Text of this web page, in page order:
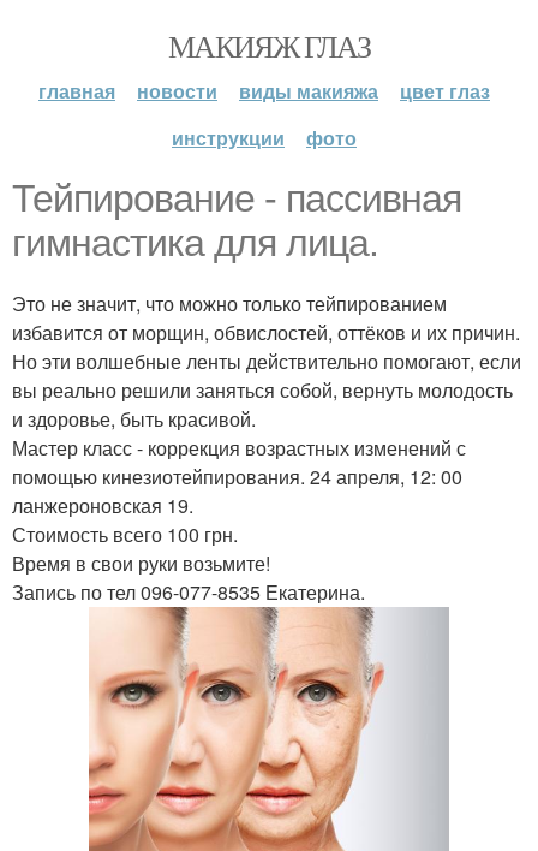
МАКИЯЖ ГЛАЗ
главная новости виды макияжа
цвет глаз
инструкции
фото
Тейпирование - пассивная
гимнастика для лица.
Это не значит, что можно только тейпированием
избавится от морщин, обвислостей, оттёков и их причин.
Но эти волшебные ленты действительно помогают, если
вы реально решили заняться собой, вернуть молодость
и здоровье, быть красивой.
Мастер класс - коррекция возрастных изменений с
помощью кинезиотейпирования. 24 апреля, 12: 00
ланжероновская 19.
Стоимость всего 100 грн.
Время в свои руки возьмите!
Запись по тел 096-077-8535 Екатерина.